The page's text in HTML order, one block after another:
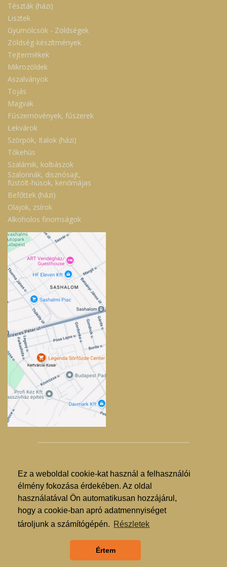
Ez a weboldal cookie-kat használ a felhasználói
élmény fokozása érdekében. Az oldal
használatával Ön automatikusan hozzájárul,
hogy a cookie-ban apró adatmennyiséget
tároljunk a számítógépén. Részletek
Értem
Tészták (házi)
Lisztek
Gyümölcsök - Zöldségek
Zöldség-készítmények
Tejtermékek
Mikrozöldek
Aszalványok
Tojás
Magvak
Fűszernövények, fűszerek
Lekvárok
Szörpök, Italok (házi)
Tőkehús
Szalámik, kolbászok
Szalonnák, disznósajt,
füstölt-húsok, kenőmájas
Befőttek (házi)
Olajok, zsírok
Alkoholos finomságok
© Kertvárosi Kosár 2025. - 2026.
Árgarancia
ÁSZF
GDPR